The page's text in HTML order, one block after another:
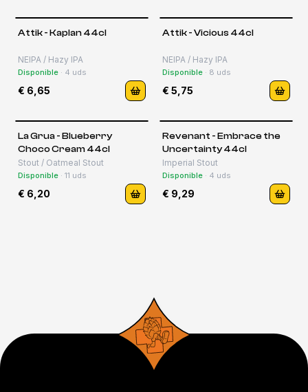
Attik - Kaplan 44cl
NEIPA / Hazy IPA
Disponible · 4 uds
€ 6,65
Attik - Vicious 44cl
NEIPA / Hazy IPA
Disponible · 8 uds
€ 5,75
La Grua - Blueberry
Choco Cream 44cl
Stout / Oatmeal Stout
Disponible ·11 uds
€ 6,20
Revenant - Embrace the
Uncertainty 44cl
Imperial Stout
Disponible · 4 uds
€ 9,29